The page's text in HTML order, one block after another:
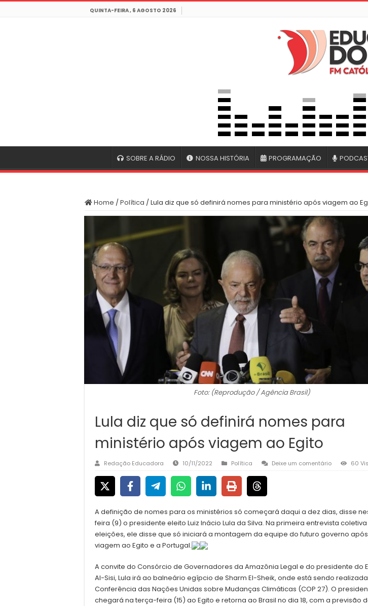
QUINTA-FEIRA , 6 AGOSTO 2026
SOBRE A RÁDIO NOSSA HISTÓRIA PROGRAMAÇÃO
Home /Política /Lula diz que só definirá nomes para ministério após viagem ao
Foto: (Reprodução / Agência Brasil)
Lula diz que só definirá nomes para
ministério após viagem ao Egito
Redação Educadora 10/11/2022 Política Deixe um comentário 60
A definição de nomes para os ministérios só começará daqui a dez dias, disse
feira (9) o presidente eleito Luiz Inácio Lula da Silva. Na primeira entrevista
eleições, ele disse que só iniciará a montagem da equipe do futuro governo
viagem ao Egito e a Portugal.
A convite do Consórcio de Governadores da Amazônia Legal e do presidente do
Al-Sisi, Lula irá ao balneário egípcio de Sharm El-Sheik, onde está sendo
Conferência das Nações Unidas sobre Mudanças Climáticas (COP 27). O
chegará na terça-feira (15) ao Egito e retorna ao Brasil no dia 18, com a previsão